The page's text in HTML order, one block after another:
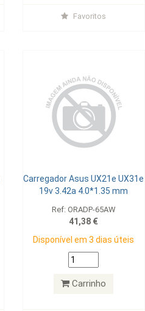
Favoritos
Carregador Asus UX21e UX31e
19v 3.42a 4.0*1.35 mm
Ref: ORADP-65AW
41,38 €
Disponível em 3 dias úteis
Carrinho